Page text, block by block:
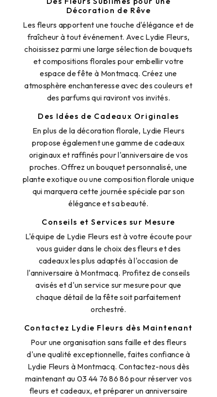
Décoration de Rêve
Les fleurs apportent une touche d'élégance et de
fraîcheur à tout événement. Avec Lydie Fleurs,
choisissez parmi une large sélection de bouquets
et compositions florales pour embellir votre
espace de fête à Montmacq. Créez une
atmosphère enchanteresse avec des couleurs et
des parfums qui raviront vos invités.
Des Idées de Cadeaux Originales
En plus de la décoration florale, Lydie Fleurs
propose également une gamme de cadeaux
originaux et raffinés pour l'anniversaire de vos
proches. Offrez un bouquet personnalisé, une
plante exotique ou une composition florale unique
qui marquera cette journée spéciale par son
élégance et sa beauté.
Conseils et Services sur Mesure
L'équipe de Lydie Fleurs est à votre écoute pour
vous guider dans le choix des fleurs et des
cadeaux les plus adaptés à l'occasion de
l'anniversaire à Montmacq. Profitez de conseils
avisés et d'un service sur mesure pour que
chaque détail de la fête soit parfaitement
orchestré.
Contactez Lydie Fleurs dès Maintenant
Pour une organisation sans faille et des fleurs
d'une qualité exceptionnelle, faites confiance à
Lydie Fleurs à Montmacq. Contactez-nous dès
maintenant au 03 44 76 86 86 pour réserver vos
fleurs et cadeaux, et préparer un anniversaire